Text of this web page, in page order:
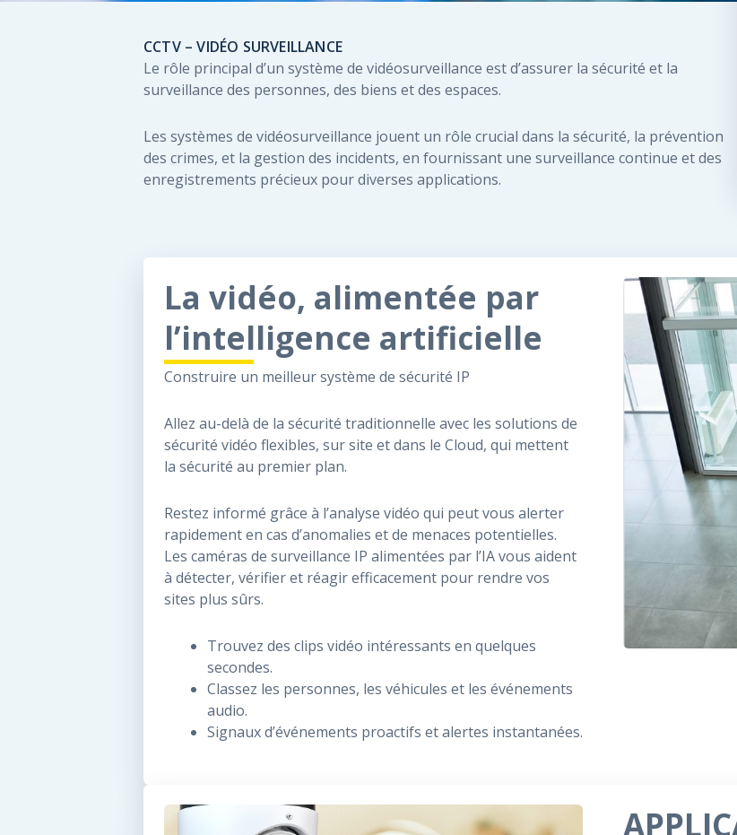
CCTV – VIDÉO SURVEILLANCE
Le rôle principal d’un système de vidéosurveillance est d’assurer la sécurité et la
surveillance des personnes, des biens et des espaces.
Les systèmes de vidéosurveillance jouent un rôle crucial dans la sécurité, la prévention
des crimes, et la gestion des incidents, en fournissant une surveillance continue et des
enregistrements précieux pour diverses applications.
La vidéo, alimentée par
l’intelligence artificielle
Construire un meilleur système de sécurité IP
Allez au-delà de la sécurité traditionnelle avec les solutions de
sécurité vidéo flexibles, sur site et dans le Cloud, qui mettent
la sécurité au premier plan.
​Restez informé grâce à l’analyse vidéo qui peut vous alerter
rapidement en cas d’anomalies et de menaces potentielles.
Les caméras de surveillance IP alimentées par l’IA vous aident
à détecter, vérifier et réagir efficacement pour rendre vos
sites plus sûrs.
Trouvez des clips vidéo intéressants en quelques
secondes.
Classez les personnes, les véhicules et les événements
audio.
Signaux d’événements proactifs et alertes instantanées.